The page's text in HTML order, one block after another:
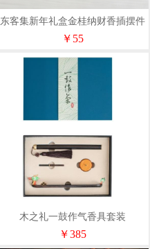
东客集新年礼盒金桂纳财香插摆件
￥55
木之礼一鼓作气香具套装
￥385